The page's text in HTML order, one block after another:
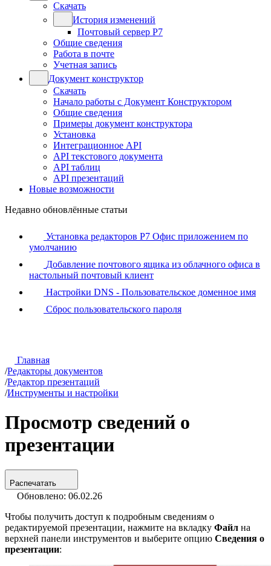
Скачать
История изменений
Почтовый сервер Р7
Общие сведения
Работа в почте
Учетная запись
Документ конструктор
Скачать
Начало работы с Документ Конструктором
Общие сведения
Примеры документ конструктора
Установка
Интеграционное API
API текстового документа
API таблиц
API презентаций
Новые возможности
Недавно обновлённые статьи
Установка редакторов Р7 Офис приложением по
умолчанию
Добавление почтового ящика из облачного офиса в
настольный почтовый клиент
Настройки DNS - Пользовательское доменное имя
Сброс пользовательского пароля
Главная
/Редакторы документов
/Редактор презентаций
/Инструменты и настройки
Просмотр сведений о
презентации
Распечатать
Обновлено: 06.02.26
Чтобы получить доступ к подробным сведениям о
редактируемой презентации, нажмите на вкладку Файл на
верхней панели инструментов и выберите опцию Сведения о
презентации: